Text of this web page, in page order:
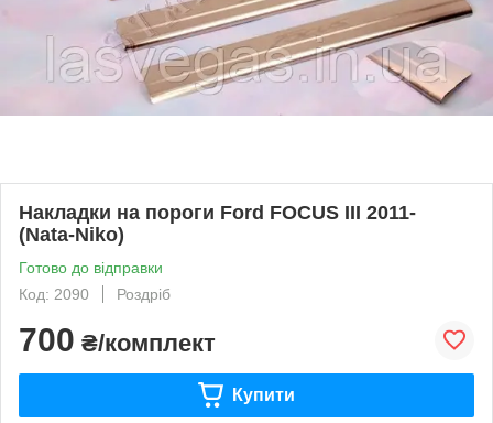
Накладки на пороги Ford FOCUS III 2011-
(Nata-Niko)
Готово до відправки
Код: 2090
Роздріб
700 ₴/комплект
Купити